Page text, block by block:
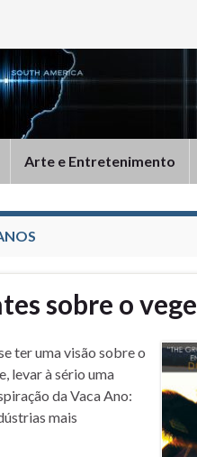
Arte e Entretenimento
sobre o
ter uma visão sobre o
levar à sério uma
da Vaca Ano:
mais